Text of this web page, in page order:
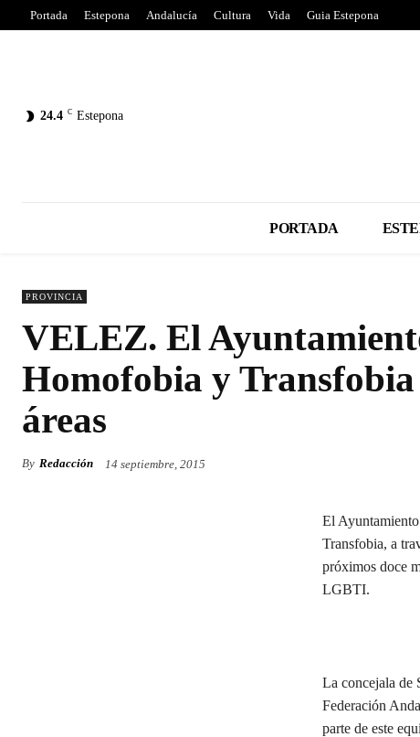
Portada Estepona Andalucía Cultura Vida Guia Estepona
24.4 C Estepona
PORTADA
PROVINCIA
VELEZ. El
Homofobia y
áreas
By Redacción 14 septiembre, 2015
El
Transfobia, a
próximos doce
LGBTI.
La concejala de
Federación
parte de este